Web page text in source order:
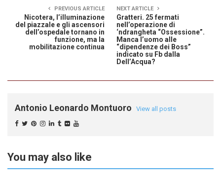
PREVIOUS ARTICLE
Nicotera, l’illuminazione
del piazzale e gli ascensori
dell’ospedale tornano in
funzione, ma la
mobilitazione continua
NEXT ARTICLE
Gratteri. 25 fermati
nell’operazione di
‘ndrangheta “Ossessione”.
Manca l’uomo alle
“dipendenze dei Boss”
indicato su Fb dalla
Dell’Acqua?
Antonio Leonardo Montuoro View all posts
You may also like